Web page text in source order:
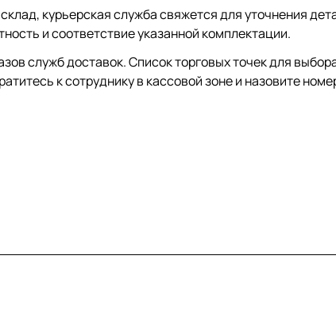
курьерская служба свяжется для уточнения
и соответствие указанной комплектации.
служб доставок. Список торговых точек для
к сотруднику в кассовой зоне и назовите